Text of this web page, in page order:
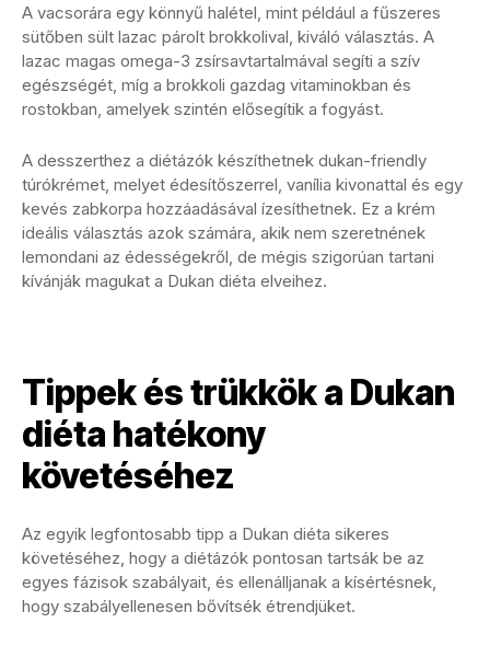
A vacsorára egy könnyű halétel, mint például a fűszeres
sütőben sült lazac párolt brokkolival, kiváló választás. A
lazac magas omega-3 zsírsavtartalmával segíti a szív
egészségét, míg a brokkoli gazdag vitaminokban és
rostokban, amelyek szintén elősegítik a fogyást.
A desszerthez a diétázók készíthetnek dukan-friendly
túrókrémet, melyet édesítőszerrel, vanília kivonattal és egy
kevés zabkorpa hozzáadásával ízesíthetnek. Ez a krém
ideális választás azok számára, akik nem szeretnének
lemondani az édességekről, de mégis szigorúan tartani
kívánják magukat a Dukan diéta elveihez.
Tippek és trükkök a Dukan
diéta hatékony
követéséhez
Az egyik legfontosabb tipp a Dukan diéta sikeres
követéséhez, hogy a diétázók pontosan tartsák be az
egyes fázisok szabályait, és ellenálljanak a kísértésnek,
hogy szabályellenesen bővítsék étrendjüket.